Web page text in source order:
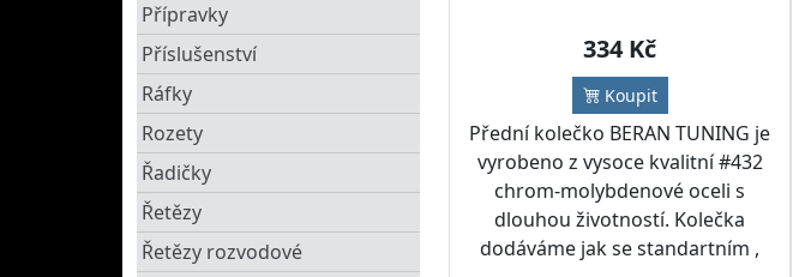
Přípravky
Příslušenství
Ráfky
Rozety
Řadičky
Řetězy
Řetězy rozvodové
334 Kč
Koupit
Přední kolečko BERAN TUNING je
vyrobeno z vysoce kvalitní #432
chrom-molybdenové oceli s
dlouhou životností. Kolečka
dodáváme jak se standartním ,